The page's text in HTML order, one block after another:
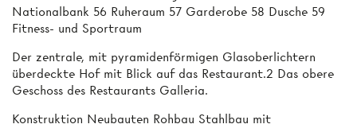
Nationalbank 56 Ruheraum 57 Garderobe 58 Dusche 59
Fitness- und Sportraum
Der zentrale, mit pyramidenförmigen Glasoberlichtern
überdeckte Hof mit Blick auf das Restaurant.2 Das obere
Geschoss des Restaurants Galleria.
Konstruktion Neubauten Rohbau Stahlbau mit